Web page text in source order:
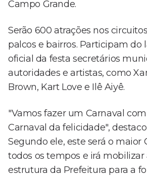
Campo Grande.
Serão 600 atrações nos
palcos e bairros. Participam do
oficial da festa secretários
autoridades e artistas, como
Brown, Kart Love e Ilê Aiyê.
"Vamos fazer um Carnaval
Carnaval da felicidade",
Segundo ele, este será o maior
todos os tempos e irá
estrutura da Prefeitura para a